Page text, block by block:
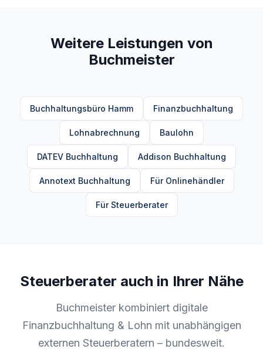
Weitere Leistungen von
Buchmeister
Buchhaltungsbüro Hamm Finanzbuchhaltung
Lohnabrechnung Baulohn
DATEV Buchhaltung Addison Buchhaltung
Annotext Buchhaltung Für Onlinehändler
Für Steuerberater
Steuerberater auch in Ihrer Nähe
Buchmeister kombiniert digitale
Finanzbuchhaltung & Lohn mit unabhängigen
externen Steuerberatern – bundesweit.